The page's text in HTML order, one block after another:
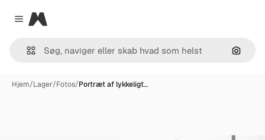
Close menu
Magnific
Søg
Hjem/Lager/Fotos/Portræt af lykkeligt…